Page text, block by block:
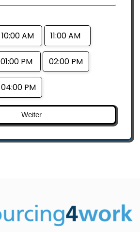
10:00 AM 11:00 AM
01:00 PM 02:00 PM
04:00 PM
Weiter